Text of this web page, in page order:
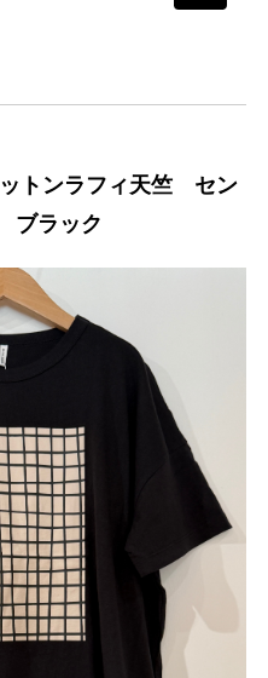
トンラフィ天竺 セン
ブラック